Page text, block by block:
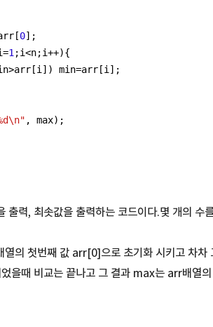
0];
1 ;i<n;i++){
min=arr[i];
, max);
출력, 최솟값을 출력하는 코드이다.몇 개의 수
의 첫번째 값 arr[0]으로 초기화 시키고 차차
을때 비교는 끝나고 그 결과 max는 arr배열